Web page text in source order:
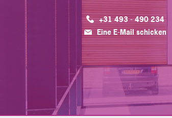
+31 493 - 490 234
Eine E-Mail schicken